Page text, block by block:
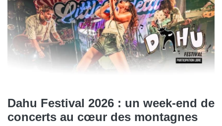
Dahu Festival 2026 : un week-end de
concerts au cœur des montagnes